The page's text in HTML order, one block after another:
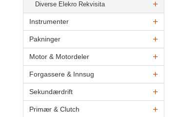
Diverse Elekro Rekvisita
Instrumenter
Pakninger
Motor & Motordeler
Forgassere & Innsug
Sekundærdrift
Primær & Clutch